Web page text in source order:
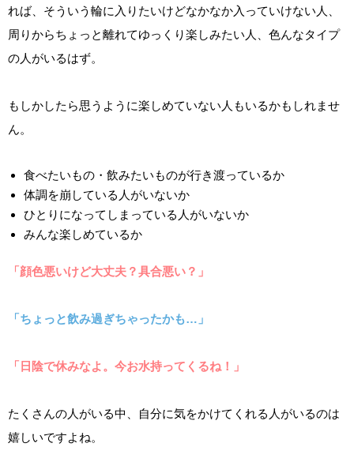
れば、そういう輪に入りたいけどなかなか入っていけない人、
周りからちょっと離れてゆっくり楽しみたい人、色んなタイプ
の人がいるはず。
もしかしたら思うように楽しめていない人もいるかもしれませ
ん。
食べたいもの・飲みたいものが行き渡っているか
体調を崩している人がいないか
ひとりになってしまっている人がいないか
みんな楽しめているか
「顔色悪いけど大丈夫？具合悪い？」
「ちょっと飲み過ぎちゃったかも…」
「日陰で休みなよ。今お水持ってくるね！」
たくさんの人がいる中、自分に気をかけてくれる人がいるのは
嬉しいですよね。